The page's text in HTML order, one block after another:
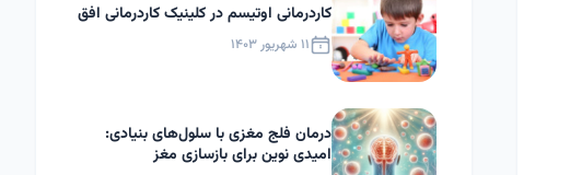
کاردرمانی اوتیسم در کلینیک کاردرمانی افق
۱۱ شهریور ۱۴۰۳
درمان فلج مغزی با سلول‌های بنیادی:
امیدی نوین برای بازسازی مغز